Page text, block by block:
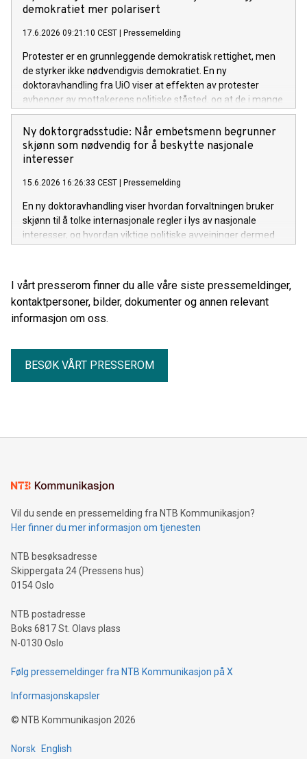
demokratiet mer polarisert
17.6.2026 09:21:10 CEST Pressemelding
Protester er en grunnleggende demokratisk rettighet, men
de styrker ikke nødvendigvis demokratiet. En ny
doktoravhandling fra UiO viser at effekten av protester
avhenger av mottakerens politiske ståsted, og at de i mange
tilfeller kan bidra til økt polarisering snarere enn bredere
demokratisk mobilisering.
Ny doktorgradsstudie: Når embetsmenn begrunner
skjønn som nødvendig for å beskytte nasjonale
interesser
15.6.2026 16:26:33 CEST Pressemelding
En ny doktoravhandling viser hvordan forvaltningen bruker
skjønn til å tolke internasjonale regler i lys av nasjonale
interesser, og hvordan viktige politiske avveininger dermed
I vårt presserom finner du alle våre siste pressemeldinger,
kontaktpersoner, bilder, dokumenter og annen relevant
informasjon om oss.
BESØK VÅRT PRESSEROM
Vil du sende en pressemelding fra NTB Kommunikasjon?
Her finner du mer informasjon om tjenesten
NTB besøksadresse
Skippergata 24 (Pressens hus)
0154 Oslo
NTB postadresse
Boks 6817 St. Olavs plass
N-0130 Oslo
Følg pressemeldinger fra NTB Kommunikasjon på X
Informasjonskapsler
© NTB Kommunikasjon 2026
Norsk English